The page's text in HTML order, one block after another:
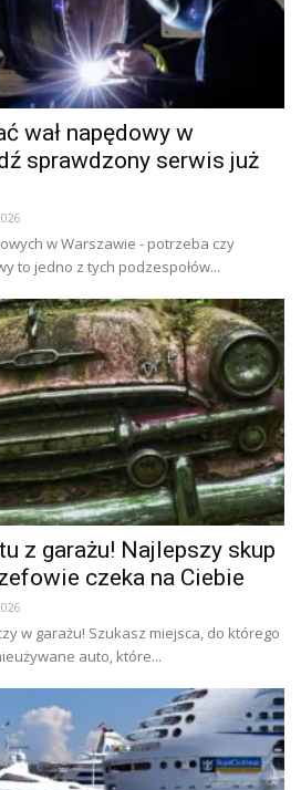
wał napędowy w
sprawdzony serwis już
w Warszawie - potrzeba czy
to jedno z tych podzespołów...
z garażu! Najlepszy skup
czeka na Ciebie
w garażu! Szukasz miejsca, do którego
auto, które...